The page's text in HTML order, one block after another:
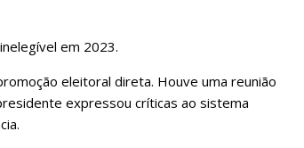
em 2023.
eleitoral direta. Houve uma reunião
expressou críticas ao sistema